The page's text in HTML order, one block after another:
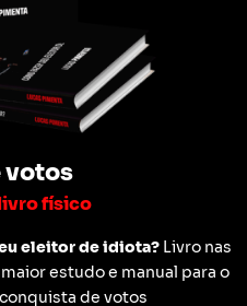
votos
físico
eleitor de idiota?Livro nas
estudo e manual para o
de votos